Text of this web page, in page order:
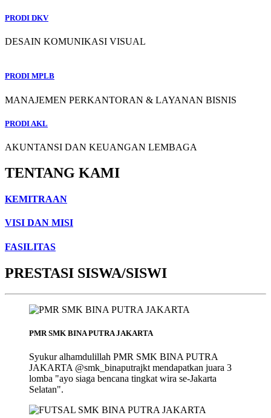
PRODI DKV
DESAIN KOMUNIKASI VISUAL
PRODI MPLB
MANAJEMEN PERKANTORAN & LAYANAN BISNIS
PRODI AKL
AKUNTANSI DAN KEUANGAN LEMBAGA
TENTANG KAMI
KEMITRAAN
VISI DAN MISI
FASILITAS
PRESTASI SISWA/SISWI
PMR SMK BINA PUTRA JAKARTA
Syukur alhamdulillah PMR SMK BINA PUTRA
JAKARTA @smk_binaputrajkt mendapatkan juara 3
lomba "ayo siaga bencana tingkat wira se-Jakarta
Selatan".